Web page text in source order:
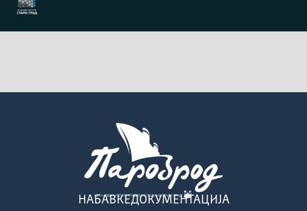
НАБАВКЕДОКУМЕНТАЦИЈА